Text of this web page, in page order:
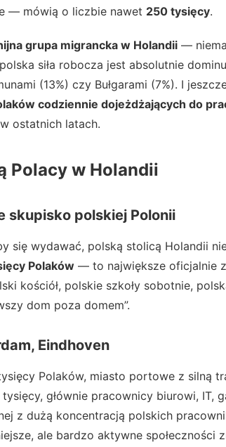
— mówią o liczbie nawet 250 tysięcy.
grupa migrancka w Holandii —
siła robocza jest absolutnie
(13%) czy Bułgarami (7%). I
codziennie dojeżdżających do
w ostatnich latach.
Polacy w Holandii
skupisko polskiej Polonii
się wydawać, polską stolicą Holandii
Polaków — to największe oficjalnie
kościół, polskie szkoły sobotnie,
dom poza domem”.
Eindhoven
Polaków, miasto portowe z silną
głównie pracownicy biurowi, IT,
z dużą koncentracją polskich
ale bardzo aktywne społeczności